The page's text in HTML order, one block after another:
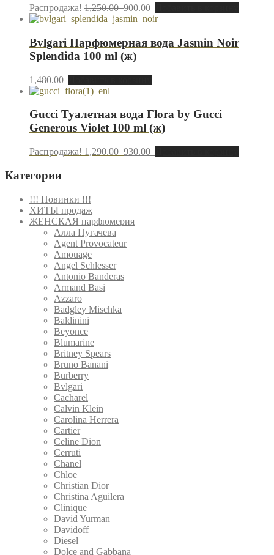
Распродажа! 1,250.00900.00
Bvlgari Парфюмерная вода Jasmin Noir
Splendida 100 ml (ж)
1,480.00
Gucci Туалетная вода Flora by Gucci
Generous Violet 100 ml (ж)
Распродажа! 1,290.00930.00
Категории
!!! Новинки !!!
ХИТЫ продаж
ЖЕНСКАЯ парфюмерия
Алла Пугачева
Agent Provocateur
Amouage
Angel Schlesser
Antonio Banderas
Armand Basi
Azzaro
Badgley Mischka
Baldinini
Beyonce
Blumarine
Britney Spears
Bruno Banani
Burberry
Bvlgari
Cacharel
Calvin Klein
Carolina Herrera
Cartier
Celine Dion
Cerruti
Chanel
Chloe
Christian Dior
Christina Aguilera
Clinique
David Yurman
Davidoff
Diesel
Dolce and Gabbana